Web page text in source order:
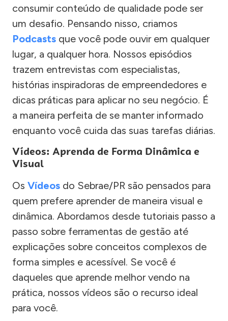
consumir conteúdo de qualidade pode ser
um desafio. Pensando nisso, criamos
Podcasts que você pode ouvir em qualquer
lugar, a qualquer hora. Nossos episódios
trazem entrevistas com especialistas,
histórias inspiradoras de empreendedores e
dicas práticas para aplicar no seu negócio. É
a maneira perfeita de se manter informado
enquanto você cuida das suas tarefas diárias.
Vídeos: Aprenda de Forma Dinâmica e
Visual
Os Vídeos do Sebrae/PR são pensados para
quem prefere aprender de maneira visual e
dinâmica. Abordamos desde tutoriais passo a
passo sobre ferramentas de gestão até
explicações sobre conceitos complexos de
forma simples e acessível. Se você é
daqueles que aprende melhor vendo na
prática, nossos vídeos são o recurso ideal
para você.